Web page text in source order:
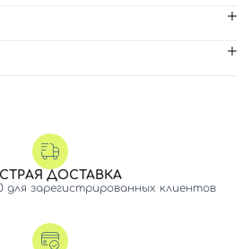
ДОСТАВКА
для зарегистрированных клиентов